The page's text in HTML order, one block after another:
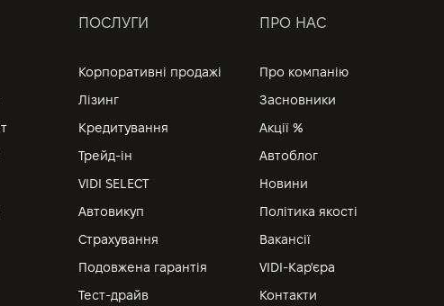
ПОСЛУГИ
Корпоративні продажі
Лізинг
Кредитування
Трейд-ін
VIDI SELECT
Автовикуп
Страхування
Подовжена гарантія
Тест-драйв
ПРО НАС
Про компанію
Засновники
Акції %
Автоблог
Новини
Політика якості
Вакансії
VIDI-Кар'єра
Контакти